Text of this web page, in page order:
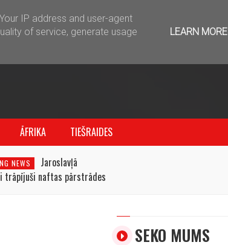
ĀFRIKA TIEŠRAIDES
NEWS
Jaroslavļā
trāpījuši naftas pārstrādes
SEKO MUMS
IP address and user-agent
of service, generate usage
LEARN MORE